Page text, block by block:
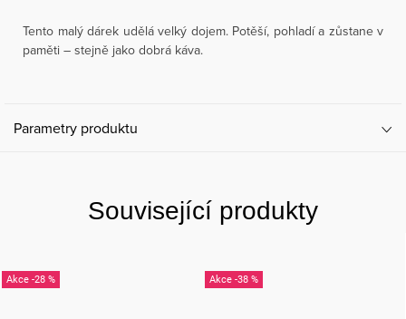
Tento malý dárek udělá velký dojem. Potěší, pohladí a zůstane v
paměti – stejně jako dobrá káva.
Parametry produktu
Související produkty
-28 % -38 %